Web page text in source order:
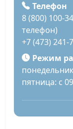
Телефон
8 (800) 100-
телефон)
+7 (473) 241-
Режим
пятница: с